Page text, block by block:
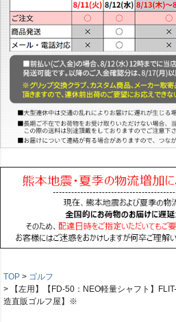
TOP
ゴルフ
【左用】【FD-50：NEO軽量シャフト】
造直販ゴルフ屋】※